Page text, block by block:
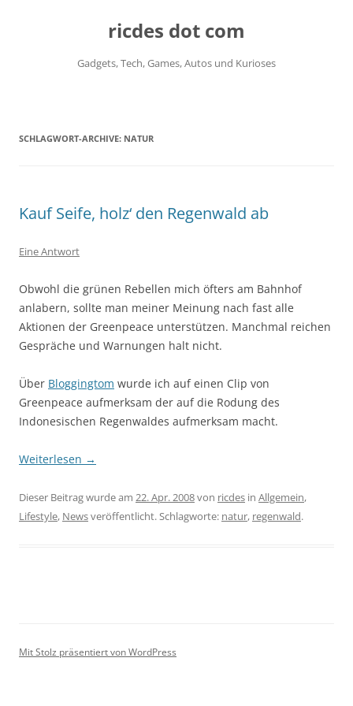
ricdes dot com
Gadgets, Tech, Games, Autos und Kurioses
SCHLAGWORT-ARCHIVE: NATUR
Kauf Seife, holz‘ den Regenwald ab
Eine Antwort
Obwohl die grünen Rebellen mich öfters am Bahnhof
anlabern, sollte man meiner Meinung nach fast alle
Aktionen der Greenpeace unterstützen. Manchmal reichen
Gespräche und Warnungen halt nicht.
Über Bloggingtom wurde ich auf einen Clip von
Greenpeace aufmerksam der auf die Rodung des
Indonesischen Regenwaldes aufmerksam macht.
Weiterlesen →
Dieser Beitrag wurde am 22. Apr. 2008von ricdes in Allgemein,
Lifestyle, Newsveröffentlicht. Schlagworte: natur, regenwald.
Mit Stolz präsentiert von WordPress